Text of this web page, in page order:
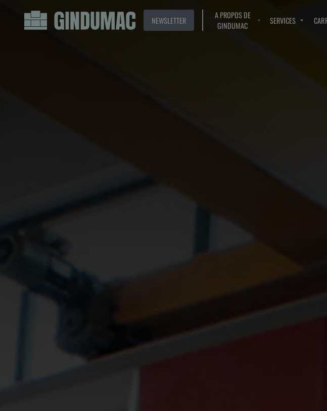
NEWSLETTER
A PROPOS DE
GINDUMAC
SERVICES